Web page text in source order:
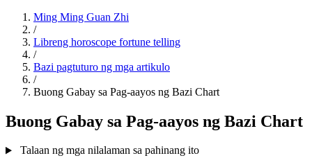
Ming Ming Guan Zhi
/
Libreng horoscope fortune telling
/
Bazi pagtuturo ng mga artikulo
/
Buong Gabay sa Pag-aayos ng Bazi Chart
Buong Gabay sa Pag-aayos ng Bazi Chart
Talaan ng mga nilalaman sa pahinang ito